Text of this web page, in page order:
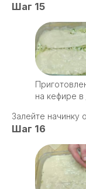
Шаг 15
на кефире в
Залейте начинку
Шаг 16